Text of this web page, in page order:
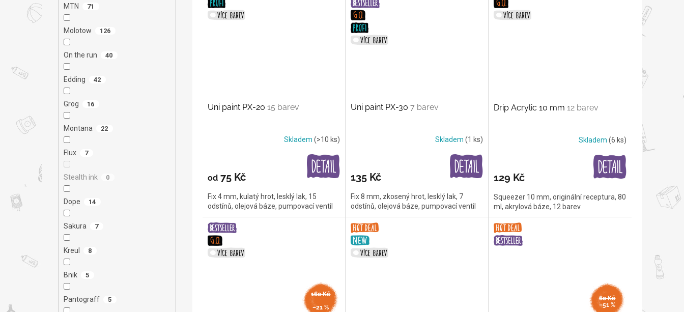
MTN 71
Molotow 126
On the run 40
Edding 42
Grog 16
Montana 22
Flux 7
Stealth ink 0
Dope 14
Sakura 7
Kreul 8
Bnik 5
Pantograff 5
Uni paint PX-20 15 barev
Skladem (>10 ks)
od 75 Kč
Fix 4 mm, kulatý hrot, lesklý lak, 15
odstínů, olejová báze, pumpovací ventil
Uni paint PX-30 7 barev
Skladem (1 ks)
135 Kč
Fix 8 mm, zkosený hrot, lesklý lak, 7
odstínů, olejová báze, pumpovací ventil
Drip Acrylic 10 mm 12 barev
Skladem (6 ks)
129 Kč
Squeezer 10 mm, originální receptura, 80
ml, akrylová báze, 12 barev
160 Kč
–21 %
60 Kč
–51 %